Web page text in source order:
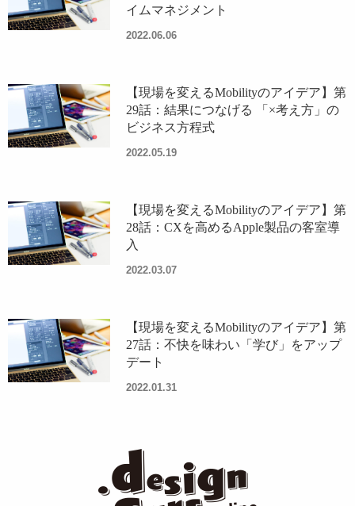
イムマネジメント
2022.06.06
【現場を変えるMobilityのアイデア】第
29話：結果につなげる 「×考え方」の
ビジネス方程式
2022.05.19
【現場を変えるMobilityのアイデア】第
28話：CXを高めるApple製品の客室導
入
2022.03.07
【現場を変えるMobilityのアイデア】第
27話：不快を味わい「学び」をアップ
デート
2022.01.31